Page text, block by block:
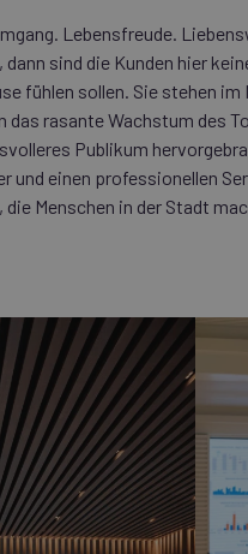
Lebensfreude.
sind die Kunden hier
fühlen sollen. Sie stehen
rasante Wachstum des
Publikum
und einen professionellen
Menschen in der Stadt